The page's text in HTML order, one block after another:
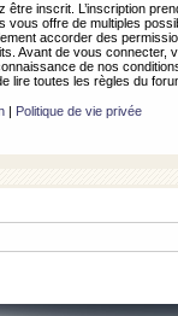
inscrit. L’inscription
vous offre de multiples
accorder des
Avant de vous connecter,
de nos
lire toutes les règles du
| Politique de vie privée